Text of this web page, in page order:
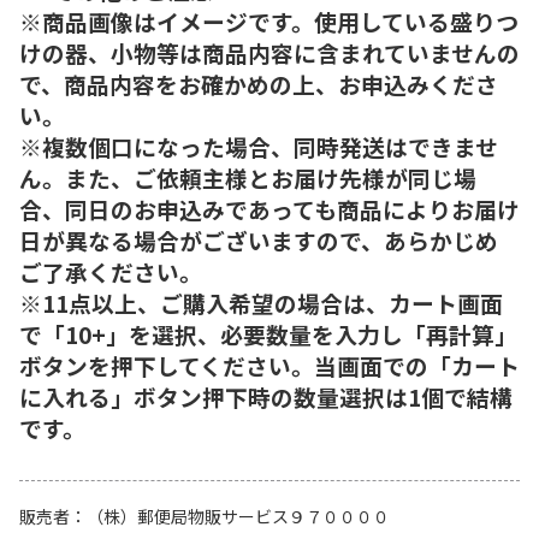
※商品画像はイメージです。使用している盛りつ
けの器、小物等は商品内容に含まれていませんの
で、商品内容をお確かめの上、お申込みくださ
い。
※複数個口になった場合、同時発送はできませ
ん。また、ご依頼主様とお届け先様が同じ場
合、同日のお申込みであっても商品によりお届け
日が異なる場合がございますので、あらかじめ
ご了承ください。
※11点以上、ご購入希望の場合は、カート画面
で「10+」を選択、必要数量を入力し「再計算」
ボタンを押下してください。当画面での「カート
に入れる」ボタン押下時の数量選択は1個で結構
です。
販売者
（株）郵便局物販サービス９７００００